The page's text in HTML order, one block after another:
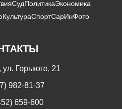
СудПолитикаЭкономика
КультураСпортСарИнФото
ул. Горького, 21
982-81-37
659-600